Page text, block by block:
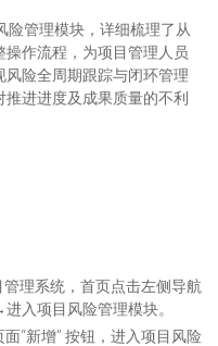
险管理模块，详细梳理了从
操作流程，为项目管理人员
险全周期跟踪与闭环管理
进进度及成果质量的不利
理系统，首页点击左侧导航
入项目风险管理模块。
“新增” 按钮，进入项目风险